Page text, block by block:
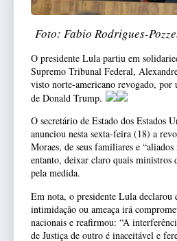
Foto: Fabio Rodrigues-
O presidente Lula partiu em
Supremo Tribunal Federal,
visto norte-americano revogado, por
de Donald Trump.
O secretário de Estado dos Estados
anunciou nesta sexta-feira (18) a
Moraes, de seus familiares e
entanto, deixar claro quais ministros
pela medida.
Em nota, o presidente Lula declarou
intimidação ou ameaça irá
nacionais e reafirmou: “A
de Justiça de outro é inaceitável e